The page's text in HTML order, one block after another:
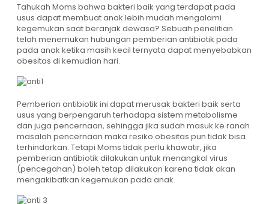
Tahukah Moms bahwa bakteri baik yang terdapat pada
usus dapat membuat anak lebih mudah mengalami
kegemukan saat beranjak dewasa? Sebuah penelitian
telah menemukan hubungan pemberian antibiotik pada
pada anak ketika masih kecil ternyata dapat menyebabkan
obesitas di kemudian hari.
Pemberian antibiotik ini dapat merusak bakteri baik serta
usus yang berpengaruh terhadapa sistem metabolisme
dan juga pencernaan, sehingga jika sudah masuk ke ranah
masalah pencernaan maka resiko obesitas pun tidak bisa
terhindarkan. Tetapi Moms tidak perlu khawatir, jika
pemberian antibiotik dilakukan untuk menangkal virus
(pencegahan) boleh tetap dilakukan karena tidak akan
mengakibatkan kegemukan pada anak.